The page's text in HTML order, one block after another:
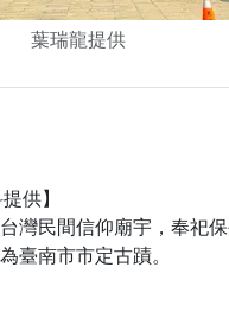
【新北八里 紫
【桃園新屋 深
【桃園慈善宮(
歡迎友廟長官
葉瑞龍提供
供】
灣民間信仰廟宇，奉祀
臺南市市定古蹟。